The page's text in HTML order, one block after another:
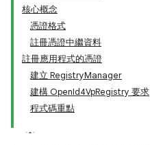
核心概念
憑證格式
註冊憑證中繼資料
註冊應用程式的憑證
建立 RegistryManager
建構 OpenId4VpRegistry 要求
程式碼重點